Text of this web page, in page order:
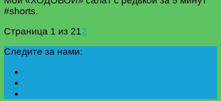
#shorts.
Страница 1 из 212
Следите за нами: